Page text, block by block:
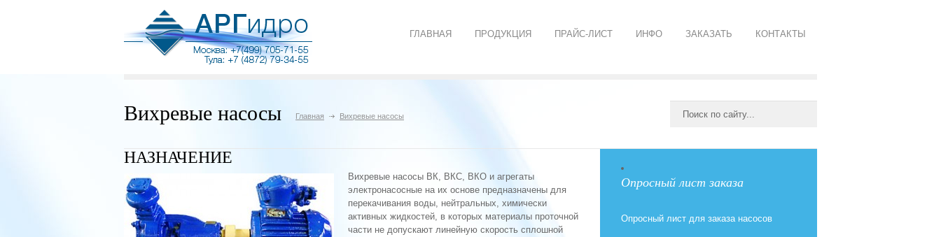
ГЛАВНАЯ ПРОДУКЦИЯ ПРАЙС-ЛИСТ ИНФО ЗАКАЗАТЬ КОНТАКТЫ
Вихревые насосы Главная Вихревые насосы
НАЗНАЧЕНИЕ
Вихревые насосы ВК, ВКС, ВКО и агрегаты
электронасосные на их основе предназначены для
перекачивания воды, нейтральных, химически
активных жидкостей, в которых материалы проточной
части не допускают линейную скорость сплошной
Опросный лист заказа
Опросный лист для заказа насосов